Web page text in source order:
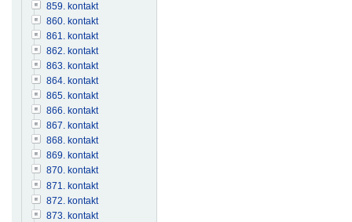
859. kontakt
860. kontakt
861. kontakt
862. kontakt
863. kontakt
864. kontakt
865. kontakt
866. kontakt
867. kontakt
868. kontakt
869. kontakt
870. kontakt
871. kontakt
872. kontakt
873. kontakt